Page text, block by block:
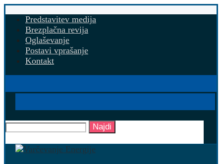
Predstavitev medija
Brezplačna revija
Oglaševanje
Postavi vprašanje
Kontakt
Najdi